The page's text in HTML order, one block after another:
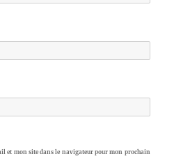
et mon site dans le navigateur pour mon prochain